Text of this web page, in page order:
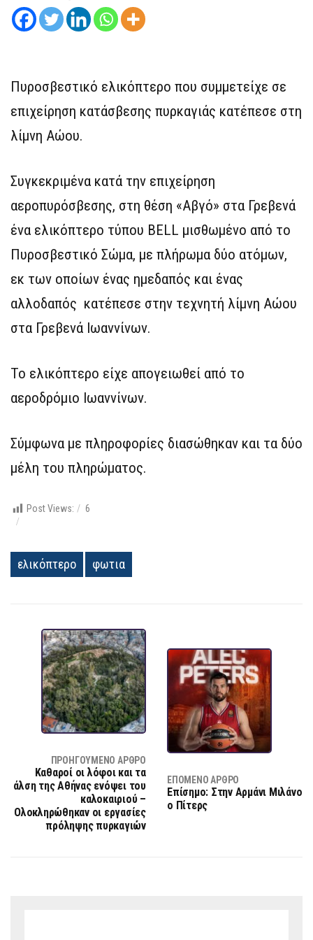
Πυροσβεστικό ελικόπτερο που συμμετείχε σε
επιχείρηση κατάσβεσης πυρκαγιάς κατέπεσε στη
λίμνη Αώου.
Συγκεκριμένα κατά την επιχείρηση
αεροπυρόσβεσης, στη θέση «Αβγό» στα Γρεβενά
ένα ελικόπτερο τύπου BELL μισθωμένο από το
Πυροσβεστικό Σώμα, με πλήρωμα δύο ατόμων,
εκ των οποίων ένας ημεδαπός και ένας
αλλοδαπός κατέπεσε στην τεχνητή λίμνη Αώου
στα Γρεβενά Ιωαννίνων.
Το ελικόπτερο είχε απογειωθεί από το
αεροδρόμιο Ιωαννίνων.
Σύμφωνα με πληροφορίες διασώθηκαν και τα δύο
μέλη του πληρώματος.
Post Views: 6
ελικόπτερο φωτια
ΠΡΟΗΓΟΎΜΕΝΟ ΆΡΘΡΟ
Καθαροί οι λόφοι και τα
άλση της Αθήνας ενόψει του
καλοκαιριού –
Ολοκληρώθηκαν οι εργασίες
πρόληψης πυρκαγιών
ΕΠΌΜΕΝΟ ΆΡΘΡΟ
Επίσημο: Στην Αρμάνι Μιλάνο
ο Πίτερς